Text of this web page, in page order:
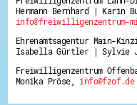
Hermann Bernhard | Karin
info@freiwilligenzentrum-
Ehrenamtsagentur Main-
Isabella Gürtler | Sylvie
Freiwilligenzentrum
Monika Pröse, info@fzof.de